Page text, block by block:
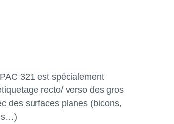
321 est spécialement
recto/ verso des gros
des surfaces planes (bidons,